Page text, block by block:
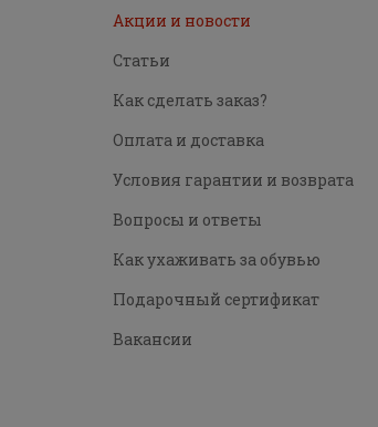
Акции и новости
Статьи
Как сделать заказ?
Оплата и доставка
Условия гарантии и возврата
Вопросы и ответы
Как ухаживать за обувью
Подарочный сертификат
Вакансии